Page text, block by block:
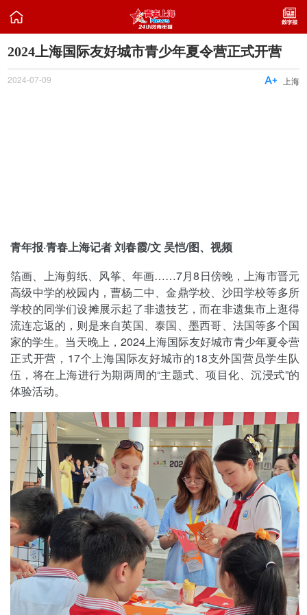

2024上海国际友好城市青少年夏令营正式开营
2024-07-09 上海

青年报·青春上海记者 刘春霞/文 吴恺/图、视频
箔画、上海剪纸、风筝、年画……7月8日傍晚，上海市晋元
高级中学的校园内，曹杨二中、金鼎学校、沙田学校等多所
学校的同学们设摊展示起了非遗技艺，而在非遗集市上逛得
流连忘返的，则是来自英国、泰国、墨西哥、法国等多个国
家的学生。当天晚上，2024上海国际友好城市青少年夏令营
正式开营，17个上海国际友好城市的18支外国营员学生队
伍，将在上海进行为期两周的“主题式、项目化、沉浸式”的
体验活动。